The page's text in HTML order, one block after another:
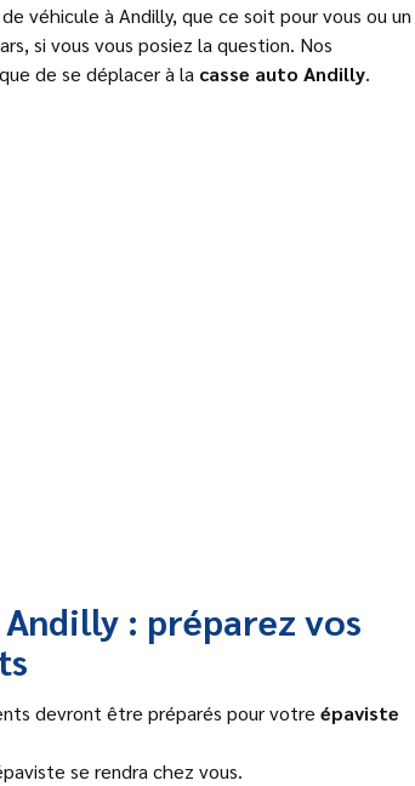
véhicule à Andilly, que ce soit pour vous ou un
si vous vous posiez la question. Nos
de se déplacer à la casse auto Andilly.
: préparez vos
devront être préparés pour votre épaviste
se rendra chez vous.